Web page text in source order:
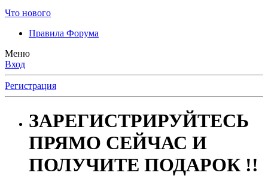
Что нового
Правила Форума
Меню
Вход
Регистрация
ЗАРЕГИСТРИРУЙТЕСЬ
ПРЯМО СЕЙЧАС И
ПОЛУЧИТЕ ПОДАРОК !!